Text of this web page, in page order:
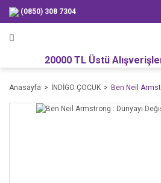
(0850) 308 7304
20000 TL Üstü
Anasayfa İNDİGO ÇOCUK Ben Neil